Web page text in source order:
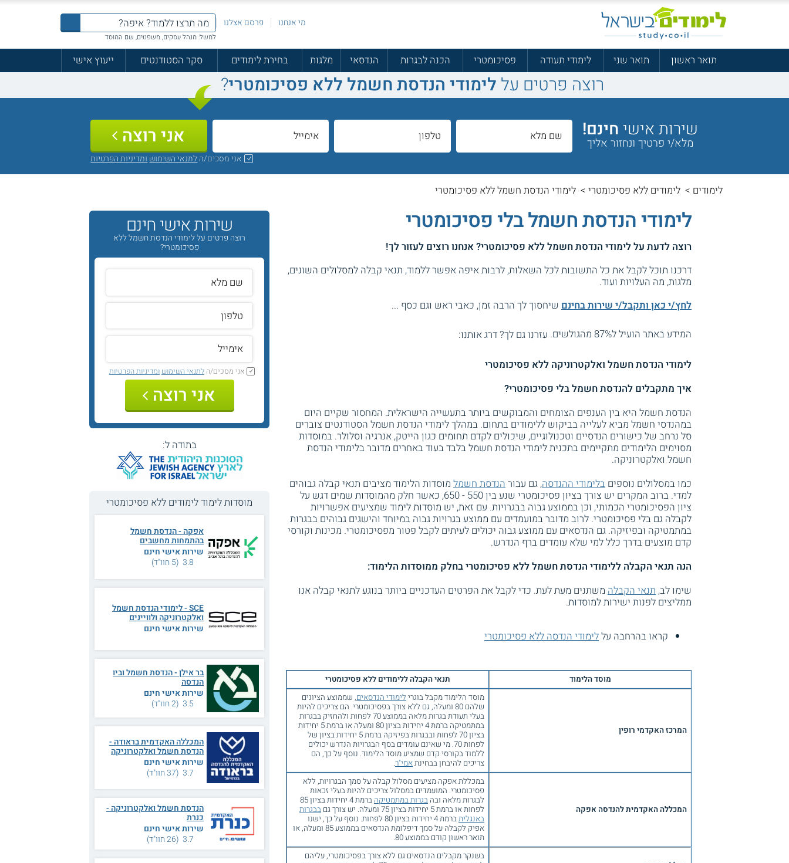
מי אנחנו פרסם אצלנו
למשל: מנהל עסקים, משפטים, שם המוסד
תואר ראשון תואר שני לימודי תעודה פסיכומטרי הכנה לבגרות הנדסאי מלגות בחירת לימודים סקר הסטודנטים ייעוץ אישי
רוצה פרטים על לימודי הנדסת חשמל ללא פסיכומטרי?
שירות אישיחינם!
מלא/י פרטיך ונחזור אליך
אני מסכים/הלתנאי השימושומדיניות הפרטיות
אני רוצה
לימודים > לימודים ללא פסיכומטרי > לימודי הנדסת חשמל ללא פסיכומטרי
לימודי הנדסת חשמל בלי פסיכומטרי
רוצה לדעת עללימודי הנדסת חשמל ללא פסיכומטרי? אנחנו רוצים לעזור לך!
דרכנו תוכל לקבל את כל התשובות לכל השאלות, לרבות איפה אפשר ללמוד, תנאי קבלה למסלולים השונים,
מלגות, מה העלויות ועוד.
לחץ/י כאן ותקבל/י שירות בחינם שיחסוך לך הרבה זמן, כאבי ראש וגם כסף ...
המידע באתר הועיל ל87% מהגולשים.
עזרנו גם לך? דרג אותנו:
לימודי הנדסת חשמל ואלקטרוניקה ללא פסיכומטרי
איך מתקבלים להנדסת חשמל בלי פסיכומטרי?
הנדסת חשמל היא בין הענפים הצומחים והמבוקשים ביותר בתעשייה הישראלית. המחסור שקיים היום
במהנדסי חשמל מביא לעלייה בביקוש ללימודים בתחום. במהלך לימודי הנדסת חשמל הסטודנטים צוברים
סל נרחב של כישורים הנדסיים וטכנולוגיים, שיכולים לקדם תחומים כגון הייטק, אנרגיה וסלולר. במוסדות
מסוימים הלימודים מתקיימים בתכנית לימודי הנדסת חשמל בלבד בעוד באחרים מדובר בלימודי הנדסת
חשמל ואלקטרוניקה.
כמו במסלולים נוספים בלימודי ההנדסה, גם עבורהנדסת חשמל מוסדות הלימוד מציבים תנאי קבלה גבוהים
למדי. ברוב המקרים יש צורך בציון פסיכומטרי שנע בין 550 - 650, כאשר חלק מהמוסדות שמים דגש על
ציון הפסיכומטרי הכמותי, וכן בממוצע גבוה בבגרויות. עם זאת, יש מוסדות לימוד שמציעים אפשרויות
לקבלה גם בלי פסיכומטרי. לרוב מדובר במועמדים עם ממוצע בגרויות גבוה במיוחד והישגים גבוהים בבגרות
במתמטיקה ובפיזיקה. גם הנדסאים עם ממוצע גבוה יכולים לעיתים לקבל פטור מפסיכומטרי. מכינות וקורסי
קדם מוצעים בדרך כלל למי שלא עומדים ברף הנדרש.
הנה תנאי הקבלה ללימודי הנדסת חשמל ללא פסיכומטרי בחלק ממוסדות הלימוד:
שימו לב,תנאי הקבלה משתנים מעת לעת. כדי לקבל את הפרטים העדכניים ביותר בנוגע לתנאי קבלה אנו
ממליצים לפנות ישירות למוסדות.
קראו בהרחבה עללימודי הנדסה ללא פסיכומטרי
מוסד הלימוד תנאי הקבלה ללימודים ללא פסיכומטרי
המרכז האקדמי רופין
מוסד הלימוד מקבל בוגרי לימודי הנדסאים, שממוצע הציונים
שלהם 80 ומעלה, גם ללא צורך בפסיכומטרי. הם צריכים להיות
בעלי תעודת בגרות מלאה בממוצע 70 לפחות ולהחזיק בבגרות
במתמטיקה ברמת 4 יחידות בציון 80 ומעלה או ברמת 5 יחידות
בציון 70 לפחות ובבגרות בפיזיקה ברמת 5 יחידות בציון של
לפחות 70. מי שאינם עומדים בסף הבגרויות הנדרש יכולים
ללמוד בקורסי קדם שמציע מוסד הלימוד. נוסף על כך, הם
צריכים להיבחן בבחינתאמי"ר.
המכללה האקדמית להנדסה אפקה
במכללת אפקה מציעים מסלול קבלה על סמך הבגרויות, ללא
פסיכומטרי. המועמדים במסלול צריכים להיות בעלי זכאות
לבגרות מלאה ובהבגרות במתמטיקה
ברמת 4 יחידות בציון 85
לפחות או ברמת 5 יחידות בציון 75 ומעלה. יש צורך גם
בבגרות
באנגלית
ברמת 4 יחידות בציון 80 לפחות. נוסף על כך, ישנו
אפיק לקבלה על סמך דיפלומת הנדסאים בממוצע 85 ומעלה, או
תואר ראשון קודם בממוצע 80.
בשנקר מקבלים הנדסאים גם ללא צורך בפסיכומטרי, עליהם
שירות אישי חינם
רוצה פרטים על לימודי הנדסת חשמל ללא
פסיכומטרי?
אני מסכים/הלתנאי השימוש ומדיניות הפרטיות
אני רוצה
בתודה ל:
מוסדות לימוד לימודים ללא פסיכומטרי
אפקה - הנדסת חשמל
בהתמחות מחשבים
שירות אישי חינם
3.8 (5 חוו"ד)
SCE - לימודי הנדסת חשמל
ואלקטרוניקה ולוויינים
שירות אישי חינם
בר אילן - הנדסת חשמל וביו
הנדסה
שירות אישי חינם
3.5 (2 חוו"ד)
המכללה האקדמית בראודה -
הנדסת חשמל ואלקטרוניקה
שירות אישי חינם
3.7 (37 חוו"ד)
הנדסת חשמל ואלקטרוניקה -
כנרת
שירות אישי חינם
3.7 (26 חוו"ד)